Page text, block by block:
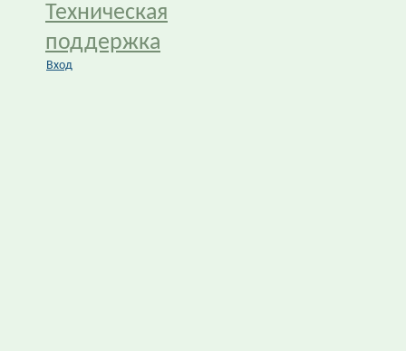
Техническая
поддержка
Вход